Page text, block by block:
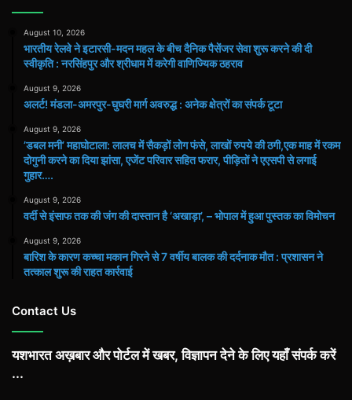
August 10, 2026
भारतीय रेलवे ने इटारसी-मदन महल के बीच दैनिक पैसेंजर सेवा शुरू करने की दी
स्वीकृति : नरसिंहपुर और श्रीधाम में करेगी वाणिज्यिक ठहराव
August 9, 2026
अलर्ट! मंडला-अमरपुर-घुघरी मार्ग अवरुद्ध : अनेक क्षेत्रों का संपर्क टूटा
August 9, 2026
​’डबल मनी’ महाघोटाला: लालच में सैकड़ों लोग फंसे, लाखों रुपये की ठगी,एक माह में रकम
दोगुनी करने का दिया झांसा, एजेंट परिवार सहित फरार, पीड़ितों ने एएसपी से लगाई
गुहार….
August 9, 2026
वर्दी से इंसाफ तक की जंग की दास्तान है ‘अखाड़ा’, – भोपाल में हुआ पुस्तक का विमोचन
August 9, 2026
बारिश के कारण कच्चा मकान गिरने से 7 वर्षीय बालक की दर्दनाक मौत : प्रशासन ने
तत्काल शुरू की राहत कार्रवाई
Contact Us
यशभारत अख़बार और पोर्टल में खबर, विज्ञापन देने के लिए यहाँ संपर्क करें
...